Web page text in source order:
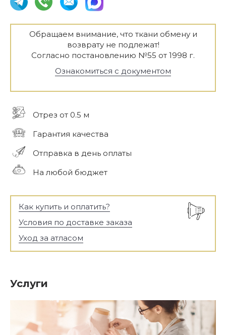
Обращаем внимание, что ткани обмену и
возврату не подлежат!
Согласно постановлению №55 от 1998 г.
Ознакомиться с документом
Отрез от 0.5 м
Гарантия качества
Отправка в день оплаты
На любой бюджет
Как купить и оплатить?
Условия по доставке заказа
Уход за атласом
Услуги